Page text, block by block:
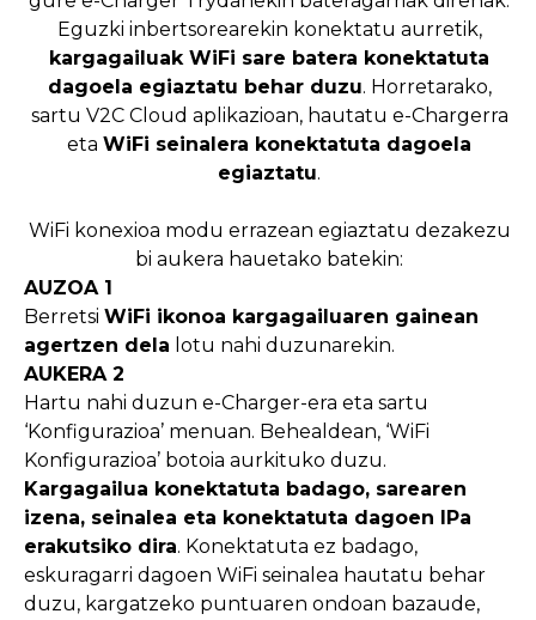
Eguzki inbertsorearekin konektatu aurretik,
kargagailuak WiFi sare batera konektatuta
dagoela egiaztatu behar duzu. Horretarako,
sartu V2C Cloud aplikazioan, hautatu e-Chargerra
eta WiFi seinalera konektatuta dagoela
egiaztatu.
WiFi konexioa modu errazean egiaztatu dezakezu
bi aukera hauetako batekin:
AUZOA 1
Berretsi WiFi ikonoa kargagailuaren gainean
agertzen dela lotu nahi duzunarekin.
AUKERA 2
Hartu nahi duzun e-Charger-era eta sartu
‘Konfigurazioa’ menuan. Behealdean, ‘WiFi
Konfigurazioa’ botoia aurkituko duzu.
Kargagailua konektatuta badago, sarearen
izena, seinalea eta konektatuta dagoen IPa
erakutsiko dira. Konektatuta ez badago,
eskuragarri dagoen WiFi seinalea hautatu behar
duzu, kargatzeko puntuaren ondoan bazaude,